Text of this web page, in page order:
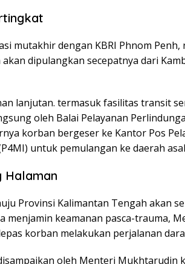
mutakhir dengan KBRI Phnom Penh,
dipulangkan secepatnya dari
lanjutan. termasuk fasilitas transit
oleh Balai Pelayanan
korban bergeser ke Kantor Pos
untuk pemulangan ke daerah
Halaman
Provinsi Kalimantan Tengah akan
menjamin keamanan pasca-trauma,
korban melakukan perjalanan
oleh Menteri Mukhtarudin